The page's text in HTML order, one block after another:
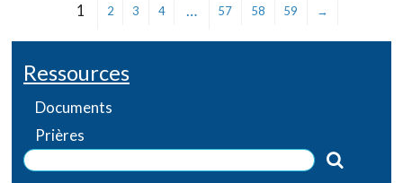
1 2 3 4 … 57 58 59 →
Ressources
Documents
Prières